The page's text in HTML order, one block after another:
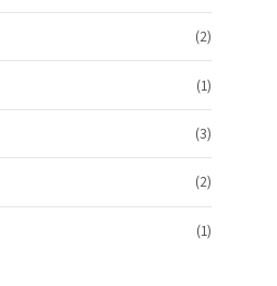
(2)
(1)
(3)
(2)
(1)